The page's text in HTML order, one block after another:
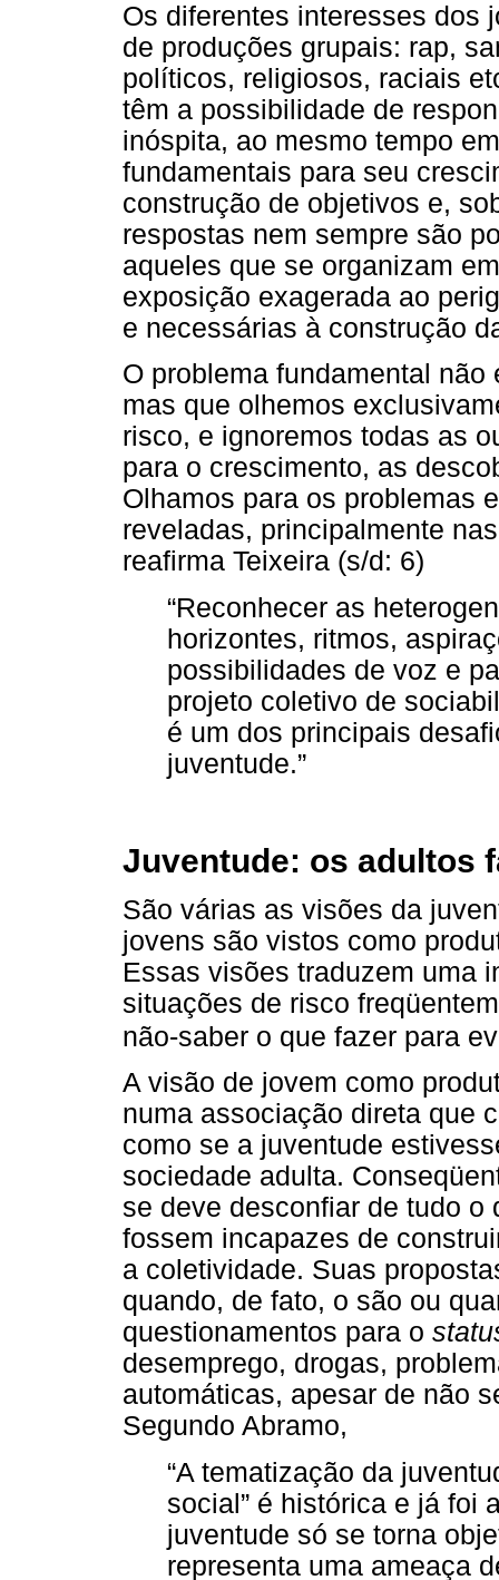
Os diferentes interesses dos
de produções grupais: rap,
políticos, religiosos, raciais
têm a possibilidade de
inóspita, ao mesmo tempo
fundamentais para seu
construção de objetivos e,
respostas nem sempre são
aqueles que se organizam
exposição exagerada ao
e necessárias à construção
O problema fundamental
mas que olhemos
risco, e ignoremos todas as
para o crescimento, as
Olhamos para os problemas
reveladas, principalmente
reafirma Teixeira (s/d: 6)
“Reconhecer as
horizontes, ritmos,
possibilidades de voz e
projeto coletivo de
é um dos principais
juventude.”
Juventude: os adultos
São várias as visões da
jovens são vistos como
Essas visões traduzem uma
situações de risco
não-saber o que fazer para
A visão de jovem como
numa associação direta que
como se a juventude
sociedade adulta.
se deve desconfiar de tudo o
fossem incapazes de
a coletividade. Suas
quando, de fato, o são ou
questionamentos para o
desemprego, drogas,
automáticas, apesar de não
Segundo Abramo,
“A tematização da
social” é histórica e já foi
juventude só se torna
representa uma ameaça